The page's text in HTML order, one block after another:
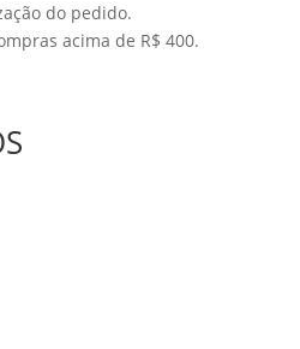
do pedido.
acima de R$ 400.